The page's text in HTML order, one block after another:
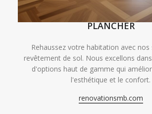
PLANCHER
Rehaussez votre habitation avec
revêtement de sol. Nous excellons
d'options haut de gamme qui
l'esthétique et le confort.
renovationsmb.com